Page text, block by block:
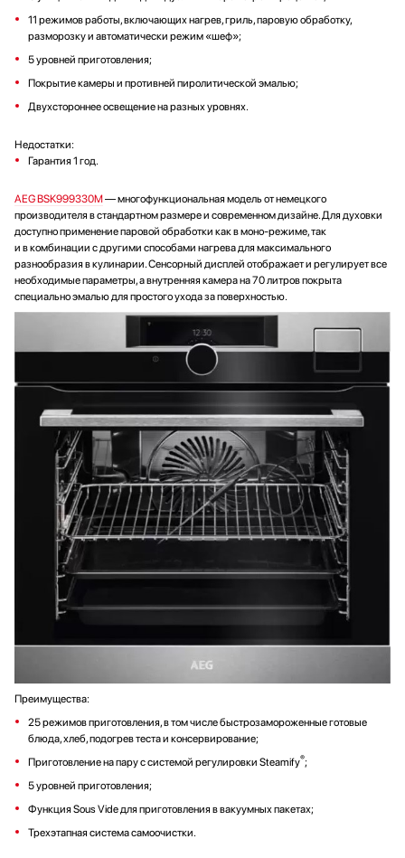
11 режимов работы, включающих нагрев, гриль, паровую обработку,
разморозку и автоматически режим «шеф»;
5 уровней приготовления;
Покрытие камеры и противней пиролитической эмалью;
Двухстороннее освещение на разных уровнях.
Недостатки:
Гарантия 1 год.
AEG BSK999330M — многофункциональная модель от немецкого
производителя в стандартном размере и современном дизайне. Для духовки
доступно применение паровой обработки как в моно-режиме, так
и в комбинации с другими способами нагрева для максимального
разнообразия в кулинарии. Сенсорный дисплей отображает и регулирует все
необходимые параметры, а внутренняя камера на 70 литров покрыта
специально эмалью для простого ухода за поверхностью.
Преимущества:
25 режимов приготовления, в том числе быстрозамороженные готовые
блюда, хлеб, подогрев теста и консервирование;
Приготовление на пару с системой регулировки Steamify®;
5 уровней приготовления;
Функция Sous Vide для приготовления в вакуумных пакетах;
Трехэтапная система самоочистки.